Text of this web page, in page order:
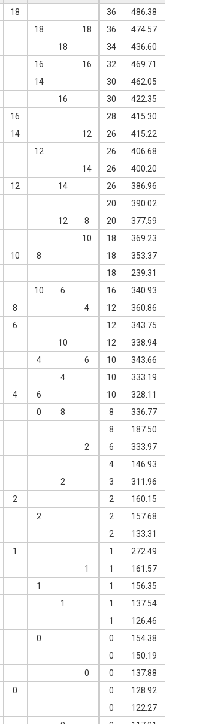
18 36
486.38
18 18 36
474.57
18 34
436.60
16 16 32
469.71
14 30
462.05
16 30
422.35
16 28
415.30
14 12 26
415.22
12 26
406.68
14 26
400.20
12 14 26
386.96
20
390.02
12 8 20
377.59
10 18
369.23
10 8 18
353.37
18
239.31
10 6 16
340.93
8 4 12
360.86
6 12
343.75
10 12
338.94
4 6 10
343.66
4 10
333.19
4 6 10
328.11
0 8 8
336.77
8
187.50
2 6
333.97
4
146.93
2 3
311.96
2 2
160.15
2 2
157.68
2
133.31
1 1
272.49
1 1
161.57
1 1
156.35
1 1
137.54
1
126.46
0 0
154.38
0
150.19
0 0
137.88
0 0
128.92
0
122.27